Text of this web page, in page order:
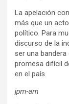
La apelación
más que un
político. Para
discurso de la
ser una
promesa difícil
en el país.
jpm-am